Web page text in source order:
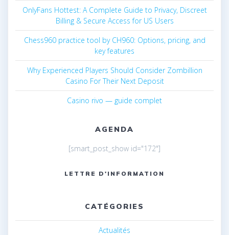
OnlyFans Hottest: A Complete Guide to Privacy, Discreet
Billing & Secure Access for US Users
Chess960 practice tool by CH960: Options, pricing, and
key features
Why Experienced Players Should Consider Zombillion
Casino For Their Next Deposit
Casino rivo — guide complet
AGENDA
[smart_post_show id="172"]
LETTRE D'INFORMATION
CATÉGORIES
Actualités